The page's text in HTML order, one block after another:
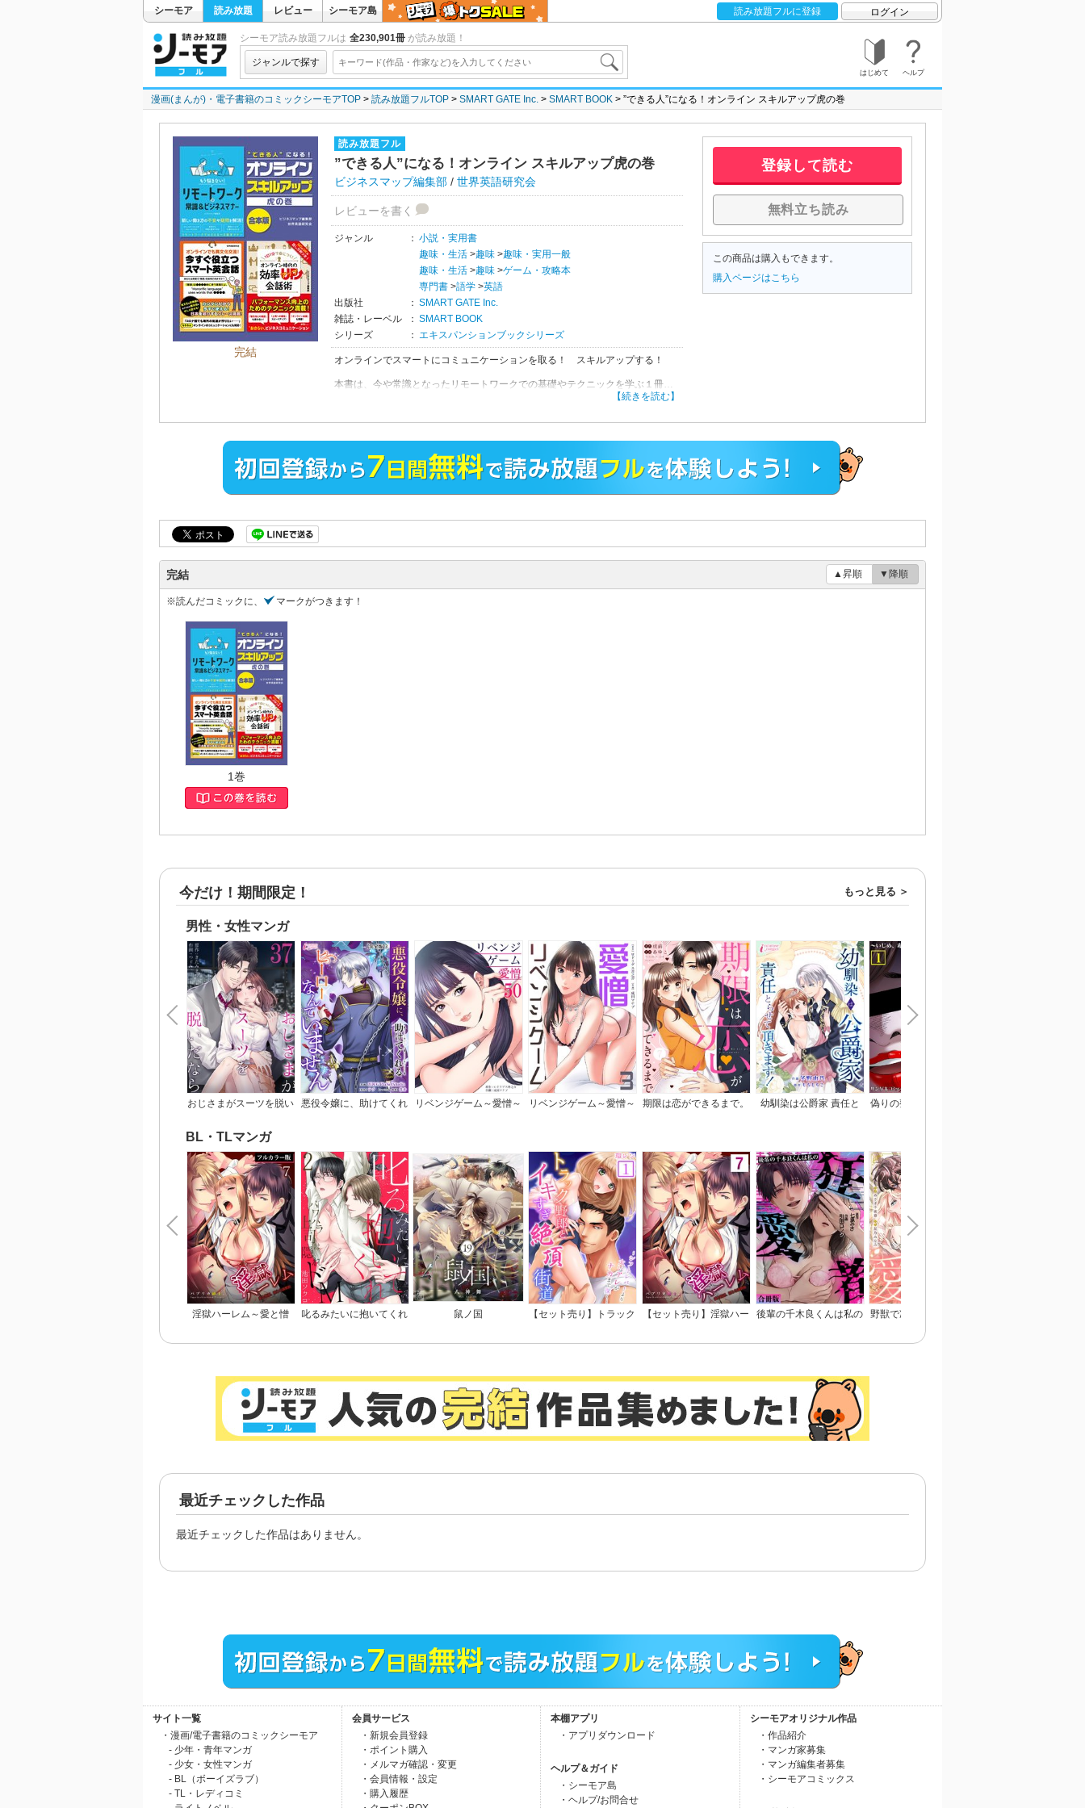
シーモア 読み放題 レビュー シーモア島 読み放題フルに登録 ログイン
シーモア読み放題フルは 全230,901冊 が読み放題！
ジャンルで探す
はじめて ヘルプ
漫画(まんが)・電子書籍のコミックシーモアTOP 読み放題フルTOP SMART GATE Inc. SMART BOOK ”できる人”になる！オンライン スキルアップ虎の巻
完結
読み放題フル
”できる人”になる！オンライン スキルアップ虎の巻
ビジネスマップ編集部 / 世界英語研究会
レビューを書く
ジャンル ： 小説・実用書
趣味・生活 >趣味 >趣味・実用一般
趣味・生活 >趣味 >ゲーム・攻略本
専門書 >語学 >英語
出版社
： SMART GATE Inc.
雑誌・レーベル
： SMART BOOK
シリーズ
： エキスパンションブックシリーズ
オンラインでスマートにコミュニケーションを取る！ スキルアップする！
本書は、今や常識となったリモートワークでの基礎やテクニックを学ぶ１冊。
さらに、オンラインでの英会話もマスターできる内容です。
オンラインでも“できる”ビジネスパーソンになりましょう！
「もう悩まない！リモートワークの常識＆ビジネスマナー」
第一章 リモートワークのツールを使いこなそう！
第三章 対面より重要？！ メール・チャットマナー
第三章 「要点を伝える力」を身につけるために！
第四章 NG&OKな話し方例
【続きを読む】
登録して読む
無料立ち読み
この商品は購入もできます。
購入ページはこちら
完結 ▲昇順 ▼降順
※読んだコミックに、 マークがつきます！
1巻
今だけ！期間限定！ もっと見る
男性・女性マンガ
おじさまがスーツを脱い
悪役令嬢に、助けてくれ
リベンジゲーム～愛憎～
リベンジゲーム～愛憎～
期限は恋ができるまで。
幼馴染は公爵家 責任と
偽りの整形ブス、愛され
BL・TLマンガ
淫獄ハーレム～愛と憎
叱るみたいに抱いてくれ
鼠ノ国
【セット売り】トラック
【セット売り】淫獄ハー
後輩の千木良くんは私の
野獣で冷徹な旦那様は、
愛おしくて仕方ない
最近チェックした作品
最近チェックした作品はありません。
サイト一覧
・漫画/電子書籍のコミックシーモア
- 少年・青年マンガ
- 少女・女性マンガ
- BL（ボーイズラブ）
- TL・レディコミ
会員サービス
・新規会員登録
・ポイント購入
・メルマガ確認・変更
・会員情報・設定
・購入履歴
本棚アプリ
・アプリダウンロード
ヘルプ＆ガイド
・シーモア島
・ヘルプ/お問合せ
シーモアオリジナル作品
・作品紹介
・マンガ家募集
・マンガ編集者募集
・シーモアコミックス